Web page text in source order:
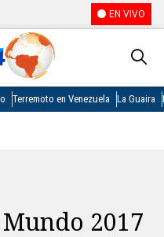
EN VIVO
Terremoto en Venezuela La Guaira
2017